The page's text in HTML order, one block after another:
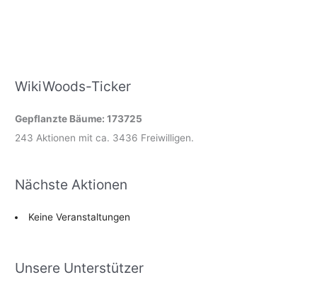
WikiWoods-Ticker
Gepflanzte Bäume: 173725
243 Aktionen mit ca. 3436 Freiwilligen.
Nächste Aktionen
Keine Veranstaltungen
Unsere Unterstützer